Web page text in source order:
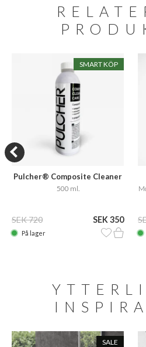
SMART KÖP
Pulcher® Composite Cleaner
Care
500 ml.
SEK 720 SEK 350
På lager
SALE